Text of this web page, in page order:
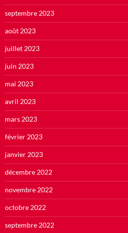
septembre 2023
août 2023
juillet 2023
juin 2023
mai 2023
avril 2023
mars 2023
février 2023
janvier 2023
décembre 2022
novembre 2022
octobre 2022
septembre 2022